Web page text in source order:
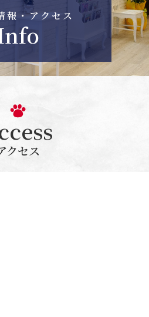
報・アクセス
クセス